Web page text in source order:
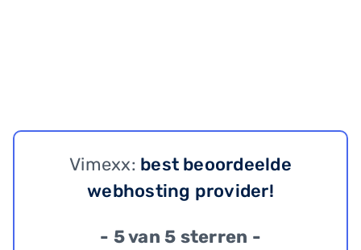
Vimexx: best beoordeelde
webhosting provider!
- 5 van 5 sterren -